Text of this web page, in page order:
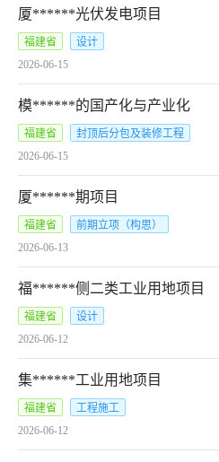
厦******光伏发电项目
福建省
设计
2026-06-15
模******的国产化与产业化
福建省
封顶后分包及装修工程
2026-06-15
厦******期项目
福建省
前期立项（构思）
2026-06-13
福******侧二类工业用地项目
福建省
设计
2026-06-12
集******工业用地项目
福建省
工程施工
2026-06-12